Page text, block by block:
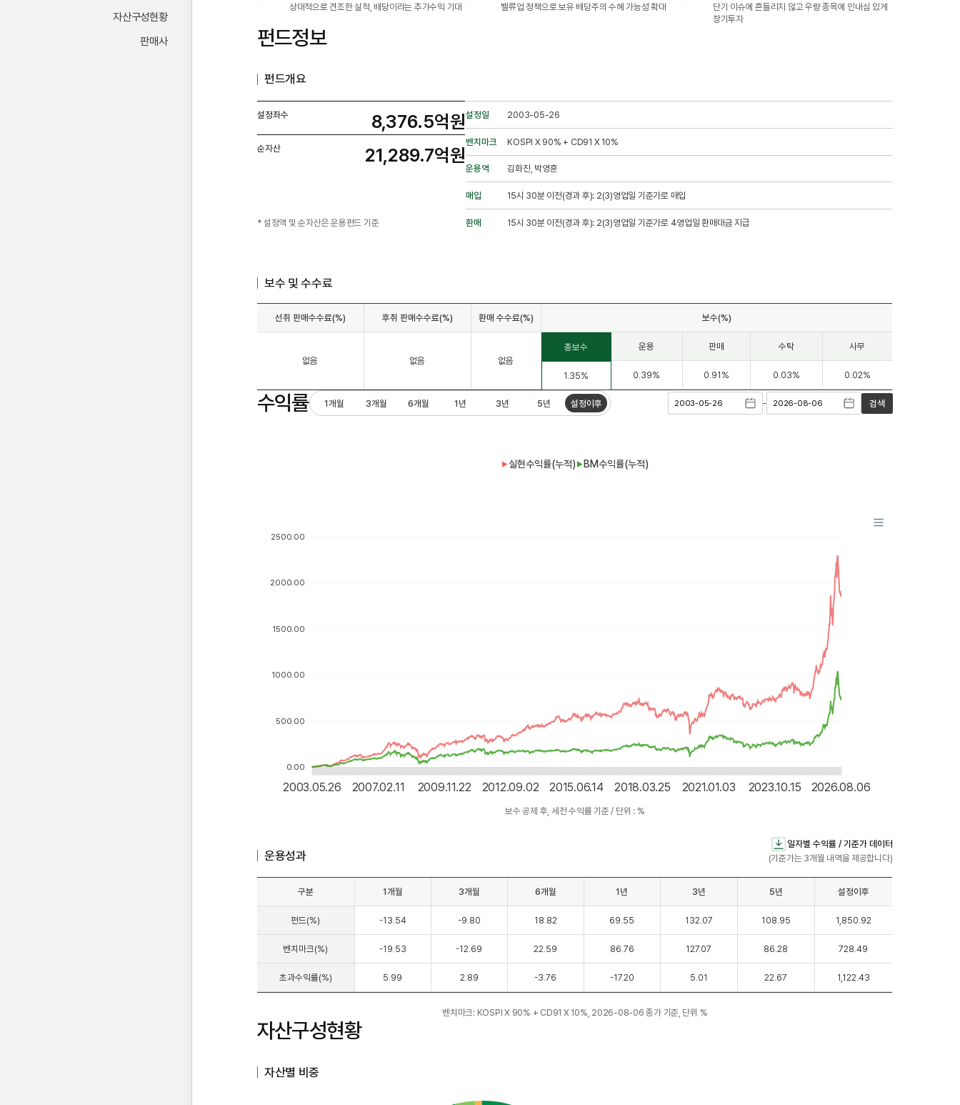
자산구성현황
판매사
상대적으로 견조한 실적, 배당이라는 추가수익 기대 밸류업 정책으로 보유 배당주의 수혜 가능성 확대
단기 이슈에 흔들리지 않고 우량 종목에 인내심 있게
장기투자
펀드정보
펀드개요
설정좌수 8,376.5억원
순자산 21,289.7억원
* 설정액 및 순자산은 운용펀드 기준
설정일 2003-05-26
벤치마크 KOSPI X 90% + CD91 X 10%
운용역 김화진, 박영훈
매입 15시 30분 이전(경과 후): 2(3)영업일 기준가로 매입
환매 15시 30분 이전(경과 후): 2(3)영업일 기준가로 4영업일 환매대금 지급
보수 및 수수료
선취 판매수수료(%) 후취 판매수수료(%) 환매 수수료(%) 보수(%)
없음 없음 없음
총보수 운용 판매 수탁 사무
1.35% 0.39% 0.91% 0.03% 0.02%
수익률 1개월 3개월 6개월 1년 3년 5년 설정이후 - 검색
▶실현수익률(누적) ▶ BM수익률(누적)
2500.00
2000.00
1500.00
1000.00
500.00
0.00
2003.05.26 2007.02.11 2009.11.22 2012.09.02 2015.06.14 2018.03.25 2021.01.03 2023.10.15 2026.08.06
운용성과
일자별 수익률 / 기준가 데이터
(기준가는 3개월 내역을 제공합니다)
구분 1개월 3개월 6개월 1년 3년 5년 설정이후
펀드(%) -13.54 -9.80 18.82 69.55 132.07 108.95 1,850.92
벤치마크(%) -19.53 -12.69 22.59 86.76 127.07 86.28 728.49
초과수익률(%) 5.99 2.89 -3.76 -17.20 5.01 22.67 1,122.43
벤치마크: KOSPI X 90% + CD91 X 10%, 2026-08-06 종가 기준, 단위 %
자산구성현황
자산별 비중